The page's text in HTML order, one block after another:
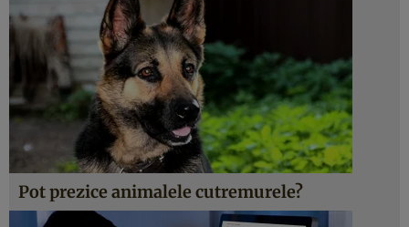
Pot prezice animalele cutremurele?